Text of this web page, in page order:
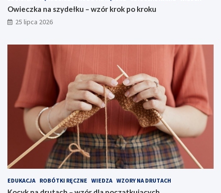
Owieczka na szydełku – wzór krok po kroku
25 lipca 2026
EDUKACJA ROBÓTKI RĘCZNE WIEDZA WZORY NA DRUTACH